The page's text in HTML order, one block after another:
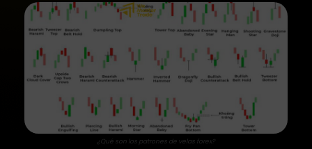
¿Qué son los patrones de velas forex?